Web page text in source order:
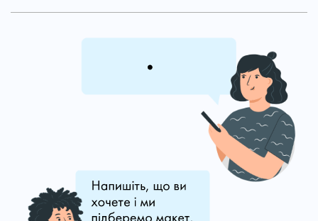
стійкість картини до вигоряння та вицвітання.